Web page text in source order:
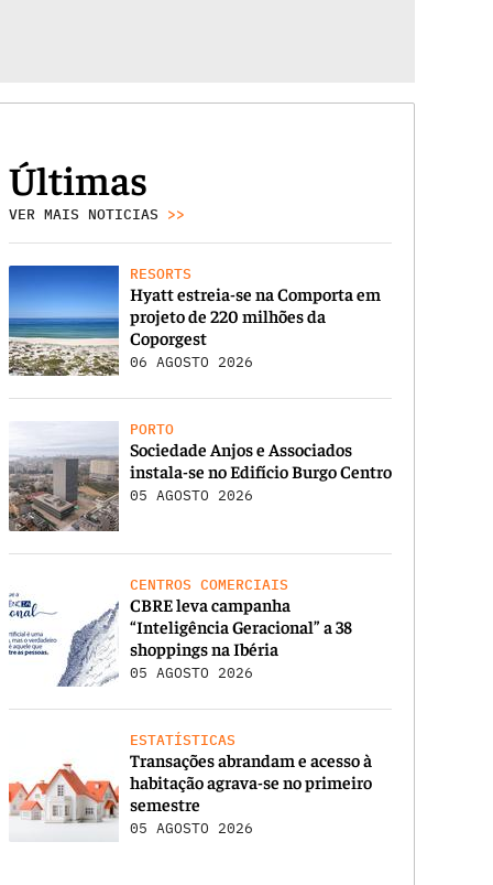
Últimas
VER MAIS NOTICIAS >>
RESORTS
Hyatt estreia-se na Comporta em
projeto de 220 milhões da
Coporgest
06 AGOSTO 2026
PORTO
Sociedade Anjos e Associados
instala-se no Edifício Burgo Centro
05 AGOSTO 2026
CENTROS COMERCIAIS
CBRE leva campanha
“Inteligência Geracional” a 38
shoppings na Ibéria
05 AGOSTO 2026
ESTATÍSTICAS
Transações abrandam e acesso à
habitação agrava-se no primeiro
semestre
05 AGOSTO 2026